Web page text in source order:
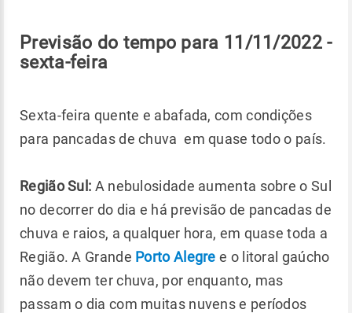
Previsão do tempo para 11/11/2022 -
sexta-feira
Sexta-feira quente e abafada, com condições
para pancadas de chuva em quase todo o país.
Região Sul: A nebulosidade aumenta sobre o Sul
no decorrer do dia e há previsão de pancadas de
chuva e raios, a qualquer hora, em quase toda a
Região. A Grande Porto Alegre e o litoral gaúcho
não devem ter chuva, por enquanto, mas
passam o dia com muitas nuvens e períodos